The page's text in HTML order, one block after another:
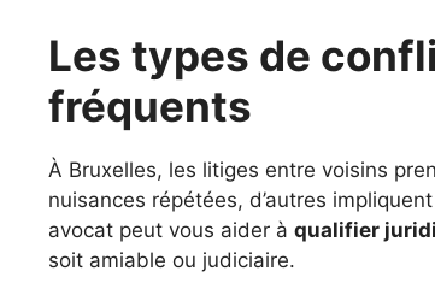
Les types de
fréquents
À Bruxelles, les litiges entre voisins
nuisances répétées, d’autres
avocat peut vous aider à qualifier
soit amiable ou judiciaire.